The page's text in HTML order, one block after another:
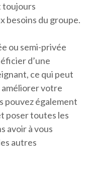
toujours
besoins du groupe.
ou semi-privée
d’une
ce qui peut
votre
pouvez également
poser toutes les
avoir à vous
autres